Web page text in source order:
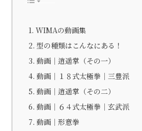
WIMAの動画集
型の種類はこんなにある！
動画｜逍遥掌（その一）
動画｜１８式太極拳｜三豊派
動画｜逍遥掌（その二）
動画｜６４式太極拳｜玄武派
動画｜形意拳